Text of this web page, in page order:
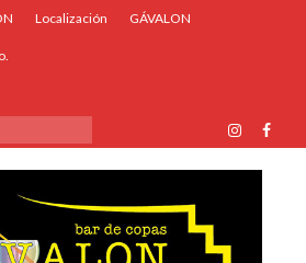
Localización GÁVALON